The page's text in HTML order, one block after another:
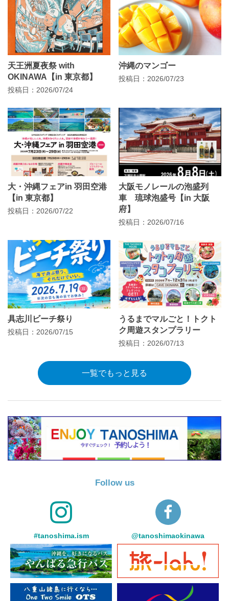
天王洲夏夜祭 with
OKINAWA【in 東京都】
投稿日：2026/07/24
沖縄のマンゴー
投稿日：2026/07/23
大・沖縄フェアin 羽田空港
【in 東京都】
投稿日：2026/07/22
大阪モノレールの泡盛列
車 琉球泡盛号【in 大阪
府】
投稿日：2026/07/16
具志川ビーチ祭り
投稿日：2026/07/15
うるまでマルごと！トクト
ク周遊スタンプラリー
投稿日：2026/07/13
一覧でもっと見る
Follow us
#tanoshima.ism @tanoshimaokinawa